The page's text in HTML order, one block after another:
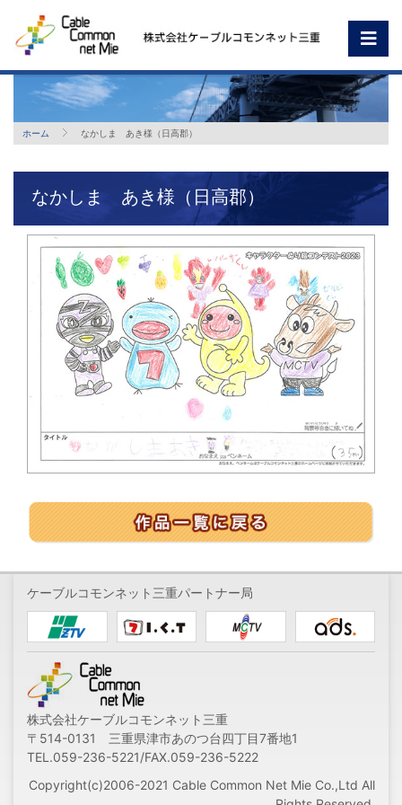
ホーム なかしま あき様（日高郡）
なかしま あき様（日高郡）
ケーブルコモンネット三重パートナー局
株式会社ケーブルコモンネット三重
〒514-0131 三重県津市あのつ台四丁目7番地1
TEL.059-236-5221/FAX.059-236-5222
Copyright(c)2006-2021 Cable Common Net Mie Co.,Ltd All